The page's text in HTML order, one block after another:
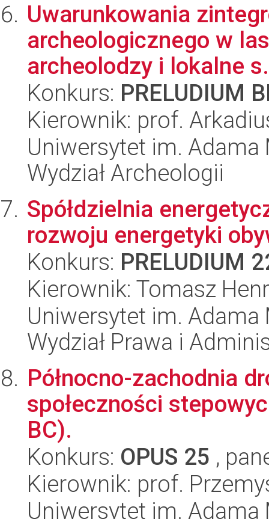
Uwarunkowania
archeologicznego w
archeolodzy i lokalne
Konkurs: PRELUDIUM
Kierownik: prof.
Uniwersytet im.
Wydział Archeologii
Spółdzielnia
rozwoju energetyki
Konkurs: PRELUDIUM
Kierownik: Tomasz
Uniwersytet im.
Wydział Prawa i
Północno-zachodnia
społeczności
BC).
Konkurs: OPUS 25 ,
Kierownik: prof.
Uniwersytet im.